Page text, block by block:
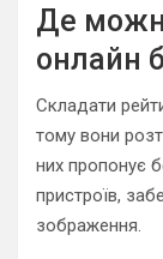
Де
онлайн
Складати
тому вони
них пропонує
пристроїв,
зображення.